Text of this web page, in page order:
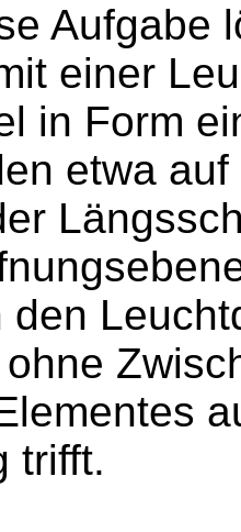
Aufgabe
einer
in Form
etwa
den
trifft.